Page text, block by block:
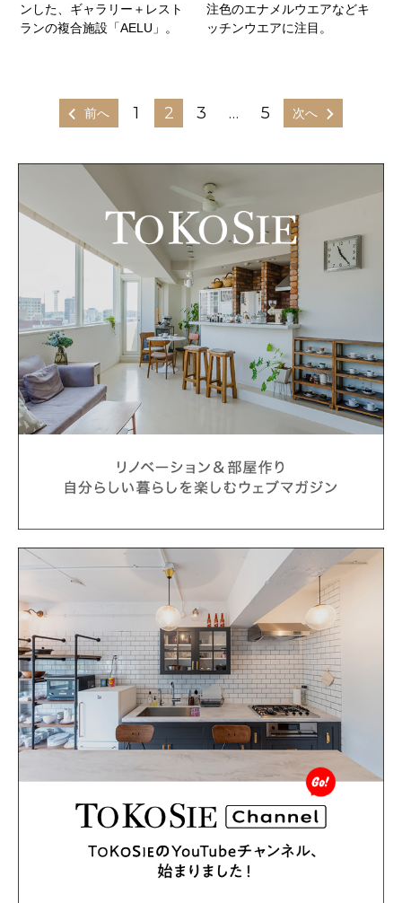
ンした、ギャラリー＋レスト
ランの複合施設「AELU」。
注色のエナメルウエアなどキ
ッチンウエアに注目。
前へ 1 2 3 … 5 次へ